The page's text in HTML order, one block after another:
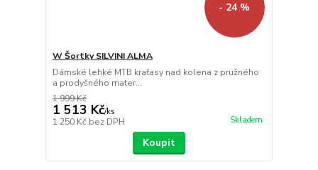
- 24 %
W Šortky SILVINI ALMA
Dámské lehké MTB kraťasy nad kolena z pružného
a prodyšného mater...
1 999 Kč
1 513 Kč/ks
1 250 Kč bez DPH Skladem
Koupit